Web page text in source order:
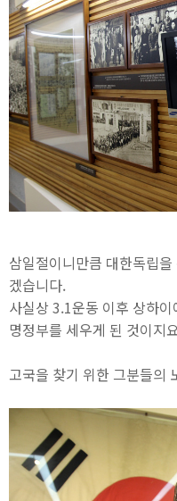
삼일절이니만큼 대한독립
겠습니다.
사실상 3.1운동 이후 상하
명정부를 세우게 된 것이지
고국을 찾기 위한 그분들의